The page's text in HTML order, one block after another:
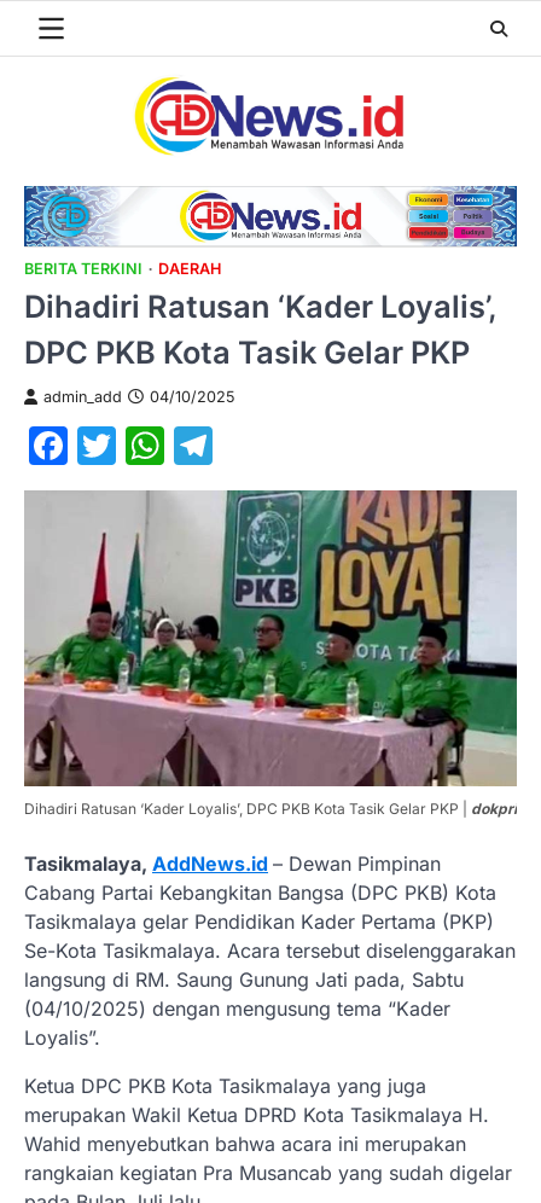
BERITA TERKINI DAERAH
Dihadiri Ratusan ‘Kader Loyalis’,
DPC PKB Kota Tasik Gelar PKP
admin_add 04/10/2025
Facebook
TwitterWhatsApp
Dihadiri Ratusan ‘Kader Loyalis’, DPC PKB Kota Tasik Gelar PKP | dokpri
Tasikmalaya, AddNews.id – Dewan Pimpinan
Cabang Partai Kebangkitan Bangsa (DPC PKB) Kota
Tasikmalaya gelar Pendidikan Kader Pertama (PKP)
Se-Kota Tasikmalaya. Acara tersebut diselenggarakan
langsung di RM. Saung Gunung Jati pada, Sabtu
(04/10/2025) dengan mengusung tema “Kader
Loyalis”.
Ketua DPC PKB Kota Tasikmalaya yang juga
merupakan Wakil Ketua DPRD Kota Tasikmalaya H.
Wahid menyebutkan bahwa acara ini merupakan
rangkaian kegiatan Pra Musancab yang sudah digelar